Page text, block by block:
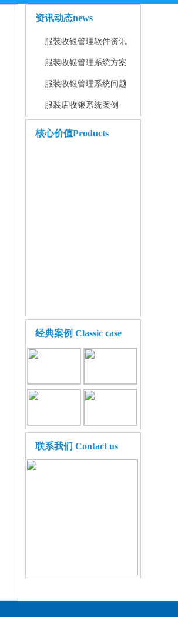
资讯动态news
服装收银管理软件资讯
服装收银管理系统方案
服装收银管理系统问题
服装店收银系统案例
核心价值Products
经典案例 Classic case
联系我们 Contact us